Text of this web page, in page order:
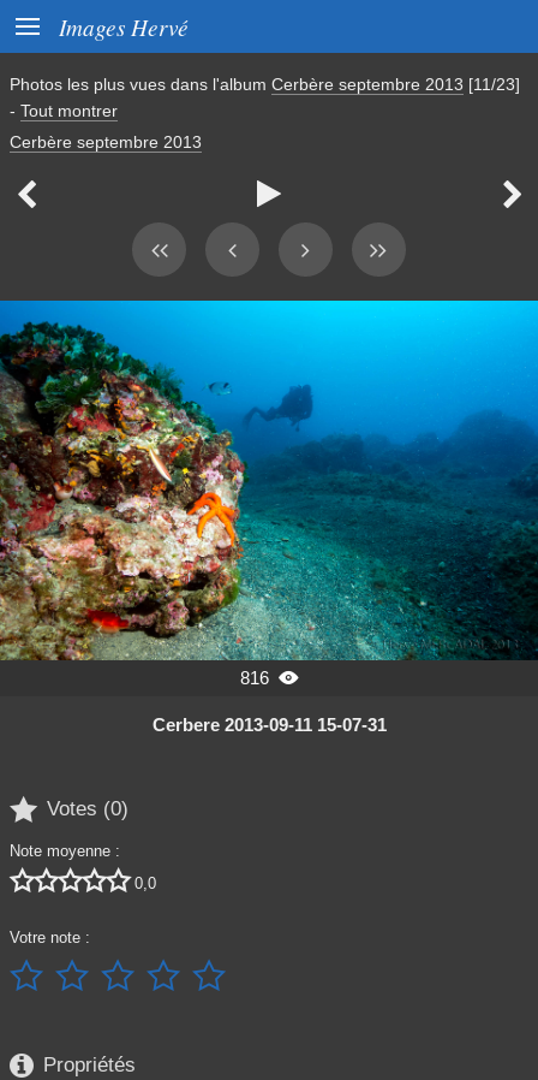
 Images Hervé
Photos les plus vues dans l'album Cerbère septembre 2013 [11/23]
- Tout montrer
Cerbère septembre 2013
  
816 
Cerbere 2013-09-11 15-07-31
 Votes (0)
Note moyenne :
 0,0
Votre note :
    
 Propriétés